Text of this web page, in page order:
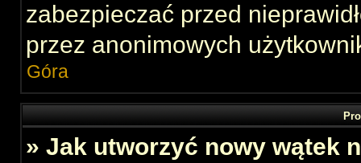
zabezpieczać przed
przez anonimowych
Góra
» Jak utworzyć nowy wątek